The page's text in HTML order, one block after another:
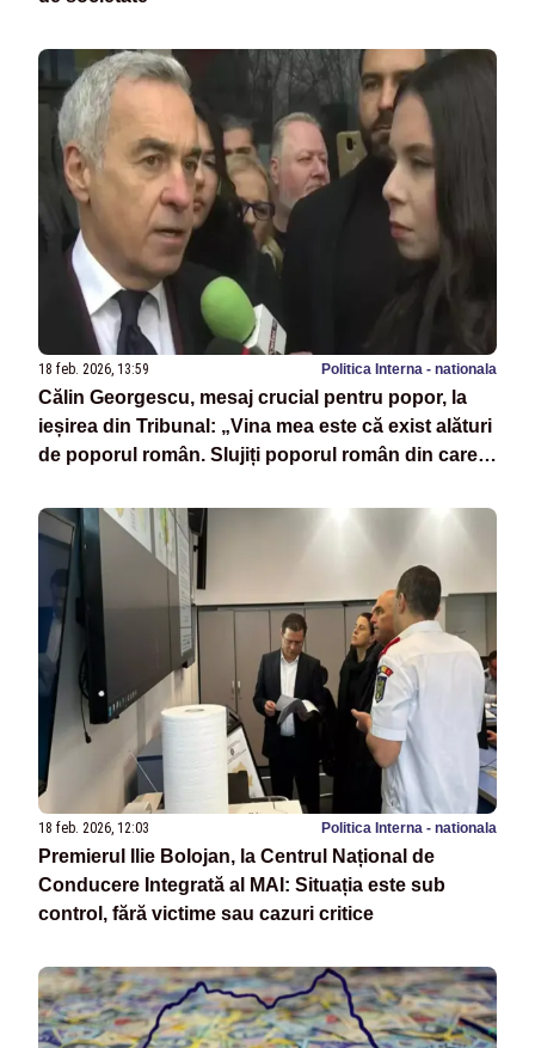
18 feb. 2026, 13:59 Politica Interna - nationala
Călin Georgescu, mesaj crucial pentru popor, la
ieșirea din Tribunal: „Vina mea este că exist alături
de poporul român. Slujiți poporul român din care
18 feb. 2026, 12:03 Politica Interna - nationala
Premierul Ilie Bolojan, la Centrul Național de
Conducere Integrată al MAI: Situația este sub
control, fără victime sau cazuri critice